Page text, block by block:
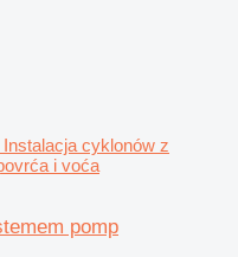
cyklonów z
i voća
pomp